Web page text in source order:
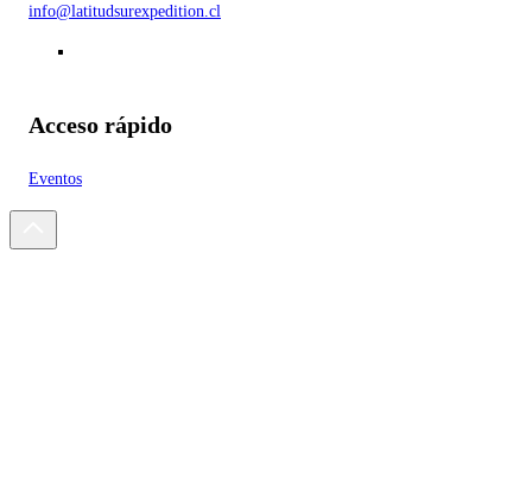
info@latitudsurexpedition.cl
Acceso rápido
Eventos